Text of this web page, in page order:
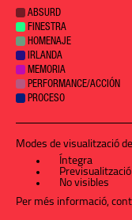
ABSURD
FINESTRA
HOMENAJE
IRLANDA
MEMORIA
PERFORMANCE/ACCIÓN
PROCESO
Modes de visualització
Íntegra
Previsualització
No visibles
Per més informació,